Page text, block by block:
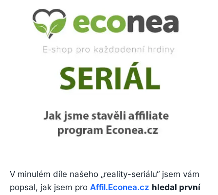
V minulém díle našeho „reality-seriálu“ jsem vám
popsal, jak jsem pro Affil.Econea.cz hledal první